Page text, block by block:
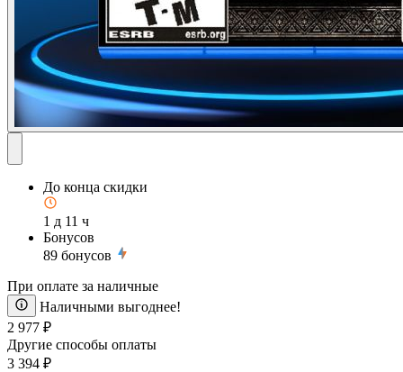
До конца скидки
1 д 11 ч
Бонусов
89 бонусов
При оплате за наличные
Наличными выгоднее!
2 977 ₽
Другие способы оплаты
3 394 ₽